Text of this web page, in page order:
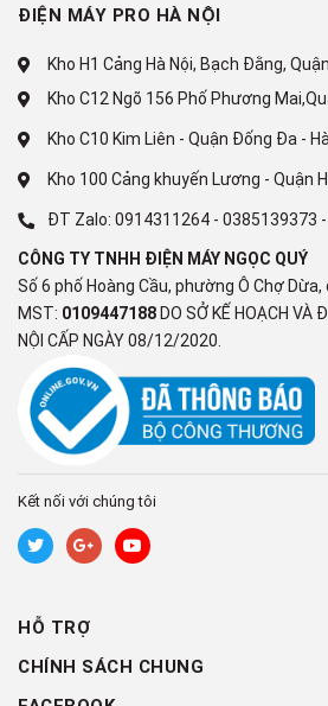
*Hình ảnh chỉ mang tính chất minh họa
15 chương trình giặt
nhiều nhu cầu giặt
Các chương trình giặt hay dùng được
cotton, đồ hỗn hợp, đồ mỏng, giặt tiết
thuật).
Nổi bật với chế độ giặt nhanh 15 phút,
ĐIỆN MÁY PRO HÀ NỘI
Kho H1 Cảng Hà Nội, Bạch Đằng,
Kho C12 Ngõ 156 Phố Phương
Kho C10 Kim Liên - Quận Đống Đa -
Kho 100 Cảng khuyến Lương - Quận
ĐT Zalo: 0914311264 - 0385139373 -
CÔNG TY TNHH ĐIỆN MÁY NGỌC QUÝ
Số 6 phố Hoàng Cầu, phường Ô Chợ Dừa,
MST: 0109447188 DO SỞ KẾ HOẠCH VÀ
NỘI CẤP NGÀY 08/12/2020.
Kết nối với chúng tôi
HỖ TRỢ
CHÍNH SÁCH CHUNG